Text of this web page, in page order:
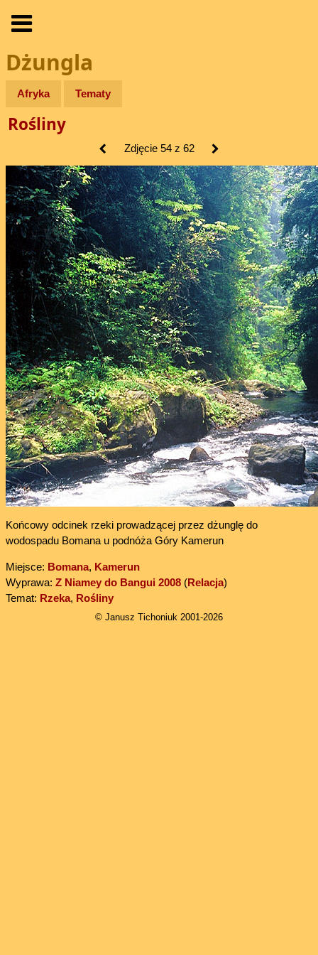
Dżungla
Afryka Tematy
Rośliny
Zdjęcie 54 z 62
Końcowy odcinek rzeki prowadzącej przez dżunglę do
wodospadu Bomana u podnóża Góry Kamerun
Miejsce: Bomana, Kamerun
Wyprawa: Z Niamey do Bangui 2008(Relacja)
Temat: Rzeka, Rośliny
© Janusz Tichoniuk 2001-2026